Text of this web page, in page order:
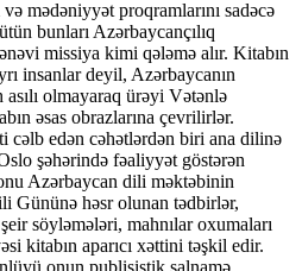
mədəniyyət proqramlarını sadəcə
bunları Azərbaycançılıq
missiya kimi qələmə alır. Kitabın
insanlar deyil, Azərbaycanın
asılı olmayaraq ürəyi Vətənlə
əsas obrazlarına çevrilirlər.
edən cəhətlərdən biri ana dilinə
şəhərində fəaliyyət göstərən
Azərbaycan dili məktəbinin
Gününə həsr olunan tədbirlər,
söyləmələri, mahnılar oxumaları
kitabın aparıcı xəttini təşkil edir.